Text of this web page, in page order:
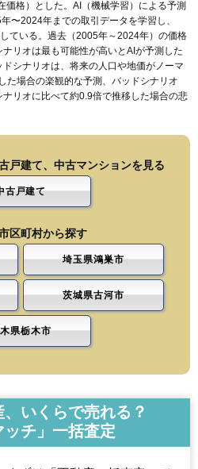
格）とした。AI（機械学習）による予測
〜2024年までの取引データを学習し、
ている。過去（2005年～2024年）の価格
リオは最も可能性が高いとAIが予測した
シナリオは、将来の人口や地価がノーマ
た場合の楽観的な予測、バッドシナリオ
リオに比べて約0.9倍で推移した場合の悲
戸建て、中古マンションを見る
古戸建て
区町村から探す
埼玉県鴻巣市
茨城県古河市
県栃木市
いくらで売れる？
ッチ」一括査定